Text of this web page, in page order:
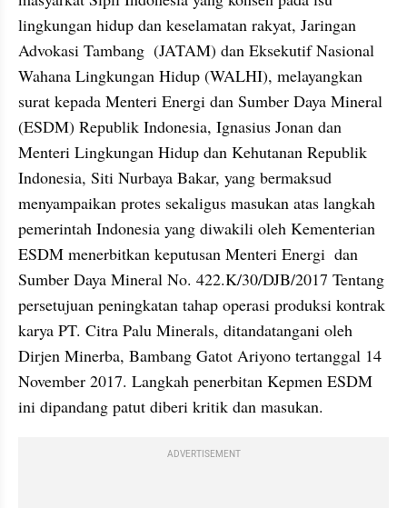
lingkungan hidup dan keselamatan rakyat, Jaringan
Advokasi Tambang  (JATAM) dan Eksekutif Nasional
Wahana Lingkungan Hidup (WALHI), melayangkan
surat kepada Menteri Energi dan Sumber Daya Mineral
(ESDM) Republik Indonesia, Ignasius Jonan dan
Menteri Lingkungan Hidup dan Kehutanan Republik
Indonesia, Siti Nurbaya Bakar, yang bermaksud
menyampaikan protes sekaligus masukan atas langkah
pemerintah Indonesia yang diwakili oleh Kementerian
ESDM menerbitkan keputusan Menteri Energi  dan
Sumber Daya Mineral No. 422.K/30/DJB/2017 Tentang
persetujuan peningkatan tahap operasi produksi kontrak
karya PT. Citra Palu Minerals, ditandatangani oleh
Dirjen Minerba, Bambang Gatot Ariyono tertanggal 14
November 2017. Langkah penerbitan Kepmen ESDM
ini dipandang patut diberi kritik dan masukan.
ADVERTISEMENT